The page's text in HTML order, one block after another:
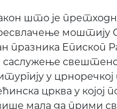
што је
моштију
празника Епископ
саслужење
у
црква у којој
мала да прими